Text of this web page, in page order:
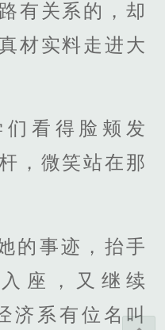
有关系的，却
材实料走进大
看得脸颊发
，微笑站在那
的事迹，抬手
座，又继续
济系有位名叫